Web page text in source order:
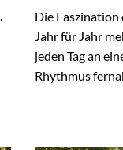
Die Faszination
Jahr für Jahr
jeden Tag an
Rhythmus